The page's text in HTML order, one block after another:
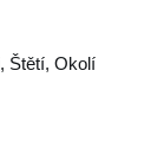
, Štětí, Okolí